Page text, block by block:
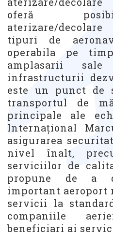
oferă
aterizare/
tipuri de
operabila pe
amplasarii sale
infrastructurii
este un punct de
transportul de
principale ale
Internațional
asigurarea
nivel înalt,
serviciilor de
propune de a
important aeroport
servicii la
companiile
beneficiari ai